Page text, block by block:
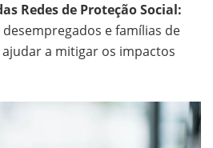
Redes de Proteção Social:
e famílias de
a mitigar os impactos